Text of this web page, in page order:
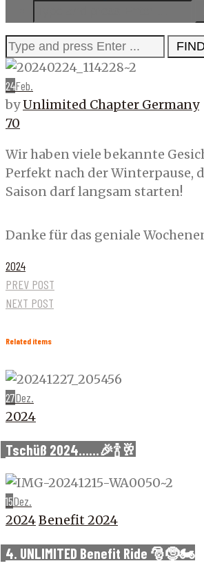
for:
Search
for:
24Feb.
byUnlimited Chapter Germany
70
Wir haben viele bekannte
Perfekt nach der Winterpause,
Saison darf langsam starten!
Danke für das geniale
2024
PREV POST
NEXT POST
Related items
27Dez.
2024
Tschüß 2024……🎉🍾🥂
15Dez.
2024Benefit 2024
4. UNLIMITED Benefit Ride 🎅🤶🏍️